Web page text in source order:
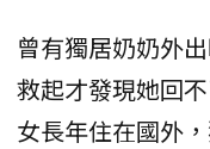
曾有獨居奶奶外
救起才發現她回
女長年住在國外